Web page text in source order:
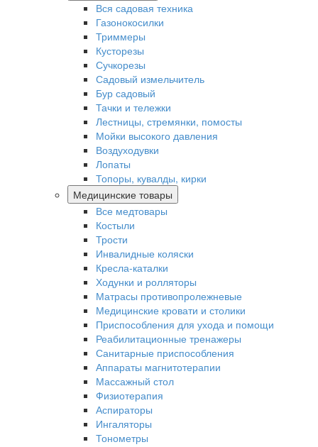
Вся садовая техника
Газонокосилки
Триммеры
Кусторезы
Сучкорезы
Садовый измельчитель
Бур садовый
Тачки и тележки
Лестницы, стремянки, помосты
Мойки высокого давления
Воздуходувки
Лопаты
Топоры, кувалды, кирки
Медицинские товары
Все медтовары
Костыли
Трости
Инвалидные коляски
Кресла-каталки
Ходунки и ролляторы
Матрасы противопролежневые
Медицинские кровати и столики
Приспособления для ухода и помощи
Реабилитационные тренажеры
Санитарные приспособления
Аппараты магнитотерапии
Массажный стол
Физиотерапия
Аспираторы
Ингаляторы
Тонометры